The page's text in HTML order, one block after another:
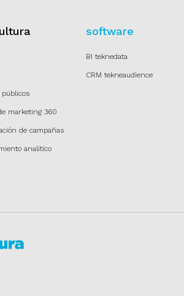
marketing 360
de campañas
analítico
software
BI teknedata
CRM tekneaudience